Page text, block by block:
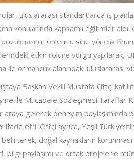
uluslararası standartlarda iş
konularında kapsamlı eğitimler
önlenmesine yönelik
etkin rolüne vurgu yapılarak,
ormancılık alanındaki uluslararası
Başkan Vekili Mustafa Çiftçi
ile Mücadele Sözleşmesi Taraflar
gelerek deneyim paylaşımında
ifade etti. Çiftçi ayrıca, Yeşil
doğal kaynakların
bilgi paylaşımı ve ortak projelerle